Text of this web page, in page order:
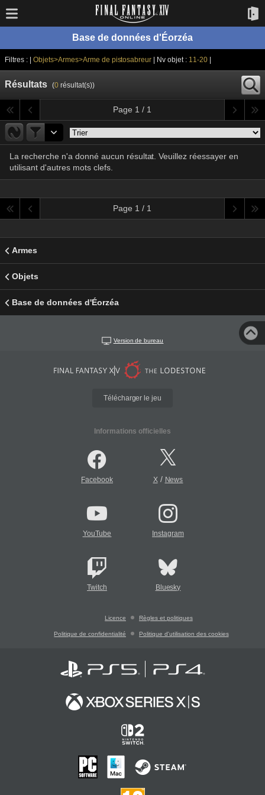
Base de données d'Éorzéa
Filtres : | Objets>Armes>Arme de pistosabreur | Nv objet : 11-20
Résultats (0résultat(s))
Page 1 / 1
La recherche n'a donné aucun résultat. Veuillez réessayer en
utilisant d'autres mots clefs.
Page 1 / 1
Armes
Objets
Base de données d'Éorzéa
Version de bureau
Télécharger le jeu
Informations officielles
Facebook X/ News
YouTube Instagram
Twitch Bluesky
Licence Règles et politiques
Politique de confidentialité Politique d'utilisation des cookies